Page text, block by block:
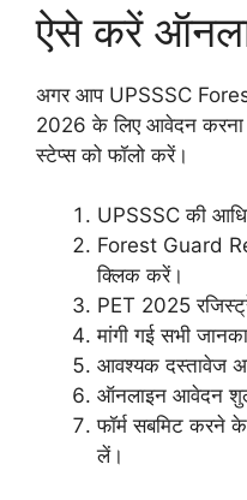
ऐसे करें
अगर आप UPSSSC
2026 के लिए आवेदन करना
स्टेप्स को फॉलो करें।
UPSSSC की
Forest Guard
क्लिक करें।
PET 2025
मांगी गई सभी
आवश्यक दस्तावेज
ऑनलाइन आवेदन
फॉर्म सबमिट करने
लें।